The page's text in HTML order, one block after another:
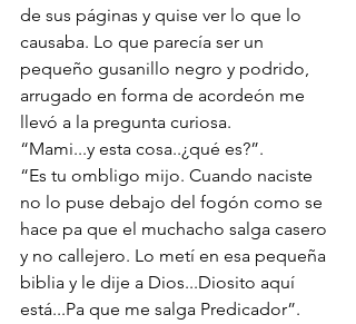
de sus páginas y quise ver lo que lo
causaba. Lo que parecía ser un
pequeño gusanillo negro y podrido,
arrugado en forma de acordeón me
llevó a la pregunta curiosa.
“Mami...y esta cosa..¿qué es?”.
“Es tu ombligo mijo. Cuando naciste
no lo puse debajo del fogón como se
hace pa que el muchacho salga casero
y no callejero. Lo metí en esa pequeña
biblia y le dije a Dios...Diosito aquí
está...Pa que me salga Predicador”.